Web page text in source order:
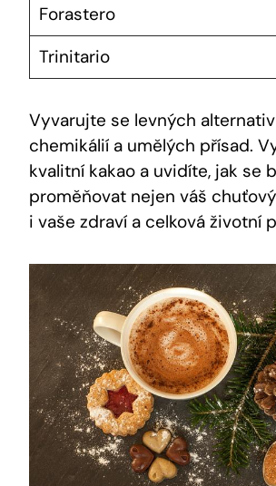
Forastero
Trinitario
Vyvarujte se levných
chemikálií a umělých přísad.⁣
kvalitní kakao a⁣ uvidíte, jak⁣ se
proměňovat nejen váš
i vaše zdraví a ‍celková životní